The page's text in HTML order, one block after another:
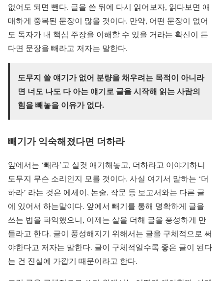
없어도 되면 뺀다. 글을 쓴 뒤에 다시 읽어보자, 읽다보면 애
매하게 중복된 문장이 많을 것이다. 만약, 어떤 문장이 없어
도 독자가 내 핵심 주장을 이해할 수 있을 거라는 확신이 든
다면 문장을 빼라고 저자는 말한다.
도무지 쓸 얘기가 없어 분량을 채우려는 목적이 아니라
면 너도 나도 다 아는 얘기로 글을 시작해 읽는 사람의
힘을 빼놓을 이유가 없다.
빼기가 익숙해졌다면 더하라
앞에서는 ‘빼라’고 실컷 얘기해놓고, 더하라고 이야기하니
도무지 무슨 소리인지 모를 것이다. 사실 여기서 말하는 ‘더
하라’ 라는 것은 에세이, 논술, 작문 등 보고서와는 다른 글
에 있어서 하는말이다. 앞에서 빼기를 통해 명확하게 글을
쓰는 법을 파악했으니, 이제는 살을 더해 글을 풍성하게 만
들라고 한다. 글이 풍성해지기 위해서는 글을 구체적으로 써
야한다고 저자는 말한다. 글이 구체적일수록 좋은 글이 된다
는 건 진실에 가깝기 때문이라고 한다.